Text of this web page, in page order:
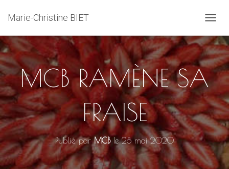
Marie-Christine BIET
É
P
L
I
A
A
V
G
A
MCB RAMÈNE SA
FRAISE
Publié parMCBle28 mai 2020